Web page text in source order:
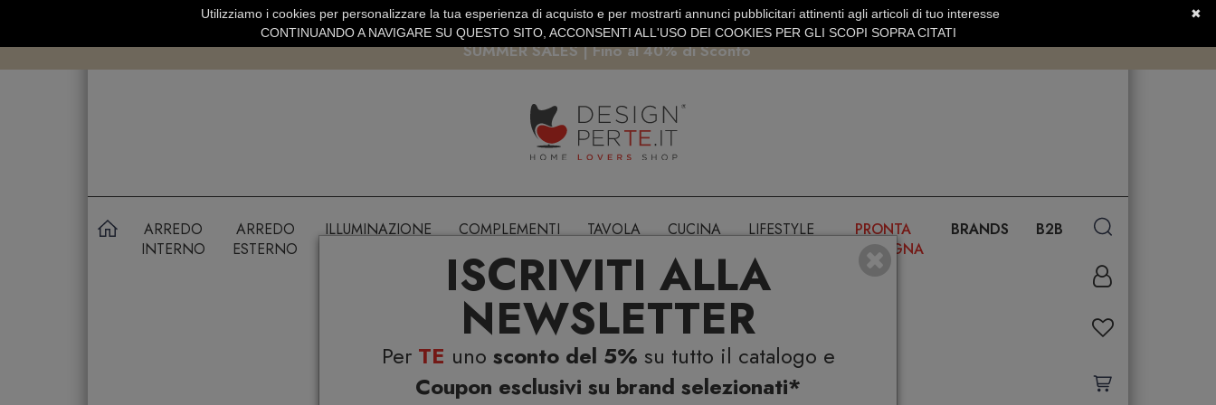
ISCRIVITI ALLA
NEWSLETTER
Per TE uno sconto del 5% su tutto il catalogo e
Coupon esclusivi su brand selezionati*
SPEDIZIONE GRATUITA SOPRA 99 EURO PAGAMENTO SICURO PAYPAL · CARTA DI CREDITO SERVIZIO CLIENTI +39.0773.470.562
SUMMER SALES | Fino al 40% di Sconto
ARREDO
INTERNO
ARREDO
ESTERNO
ILLUMINAZIONE COMPLEMENTI TAVOLA CUCINA LIFESTYLE
PRONTA
CONSEGNA
BRANDS B2B
✖
Utilizziamo i cookies per personalizzare la tua esperienza di acquisto e per mostrarti annunci pubblicitari attinenti agli articoli di tuo interesse
CONTINUANDO A NAVIGARE SU QUESTO SITO, ACCONSENTI ALL'USO DEI COOKIES PER GLI SCOPI SOPRA CITATI